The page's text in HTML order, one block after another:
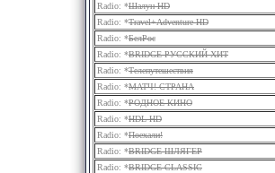
Radio: *Шалун HD
Radio: *Travel+Adventure HD
Radio: *БелРос
Radio: *BRIDGE РУССКИЙ ХИТ
Radio: *Телепутешествия
Radio: *МАТЧ! СТРАНА
Radio: *РОДНОЕ КИНО
Radio: *HDL HD
Radio: *Поехали!
Radio: *BRIDGE ШЛЯГЕР
Radio: *BRIDGE CLASSIC